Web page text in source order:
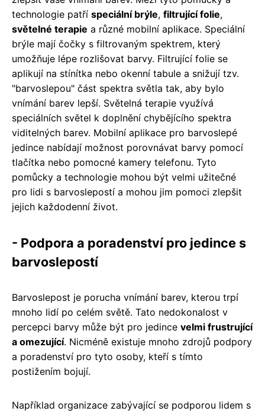
technologie patří speciální brýle, filtrující folie,
světelné terapie a různé mobilní aplikace. Speciální
brýle mají čočky s filtrovaným spektrem, který
umožňuje lépe rozlišovat barvy. Filtrující folie se
aplikují na stínítka nebo okenní tabule a snižují tzv.
"barvoslepou" část spektra světla tak, aby bylo
vnímání barev lepší. Světelná terapie využívá
speciálních světel k doplnění chybějícího spektra
viditelných barev. Mobilní aplikace pro barvoslepé
jedince nabídají možnost porovnávat barvy pomocí
tlačítka nebo pomocné kamery telefonu. Tyto
pomůcky a technologie mohou být velmi užitečné
pro lidi s barvoslepostí a mohou jim pomoci zlepšit
jejich každodenní život.
- Podpora a poradenství pro jedince s
barvoslepostí
Barvoslepost je porucha vnímání barev, kterou trpí
mnoho lidí po celém světě. Tato nedokonalost v
percepci barvy může být pro jedince velmi frustrující
a omezující. Nicméně existuje mnoho zdrojů podpory
a poradenství pro tyto osoby, kteří s tímto
postižením bojují.
Například organizace zabývající se podporou lidem s